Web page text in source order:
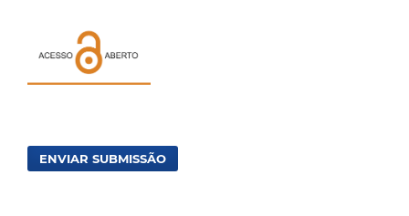
ENVIAR SUBMISSÃO